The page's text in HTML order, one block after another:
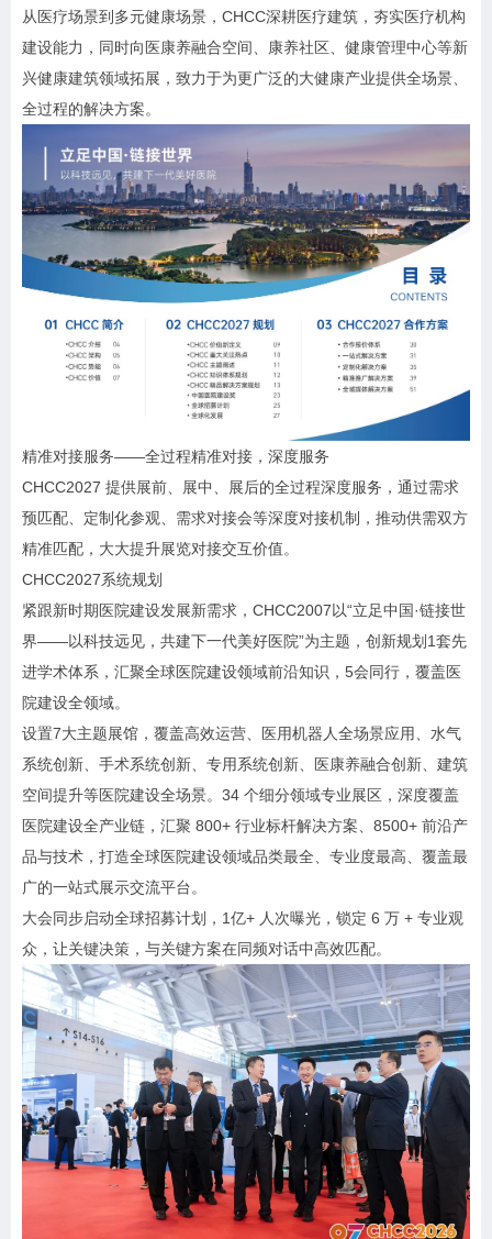
从医疗场景到多元健康场景，CHCC深耕医疗建筑，夯实医疗机构
建设能力，同时向医康养融合空间、康养社区、健康管理中心等新
兴健康建筑领域拓展，致力于为更广泛的大健康产业提供全场景、
全过程的解决方案。
精准对接服务——全过程精准对接，深度服务
CHCC2027 提供展前、展中、展后的全过程深度服务，通过需求
预匹配、定制化参观、需求对接会等深度对接机制，推动供需双方
精准匹配，大大提升展览对接交互价值。
CHCC2027系统规划
紧跟新时期医院建设发展新需求，CHCC2007以“立足中国·链接世
界——以科技远见，共建下一代美好医院”为主题，创新规划1套先
进学术体系，汇聚全球医院建设领域前沿知识，5会同行，覆盖医
院建设全领域。
设置7大主题展馆，覆盖高效运营、医用机器人全场景应用、水气
系统创新、手术系统创新、专用系统创新、医康养融合创新、建筑
空间提升等医院建设全场景。34 个细分领域专业展区，深度覆盖
医院建设全产业链，汇聚 800+ 行业标杆解决方案、8500+ 前沿产
品与技术，打造全球医院建设领域品类最全、专业度最高、覆盖最
广的一站式展示交流平台。
大会同步启动全球招募计划，1亿+ 人次曝光，锁定 6 万 + 专业观
众，让关键决策，与关键方案在同频对话中高效匹配。